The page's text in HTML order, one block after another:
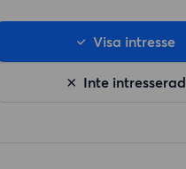
Inte intresserad
Visa intresse